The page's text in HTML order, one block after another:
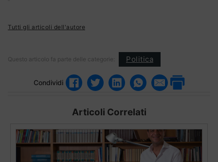
Tutti gli articoli dell'autore
Questo articolo fa parte delle categorie: Politica
Condividi
Articoli Correlati